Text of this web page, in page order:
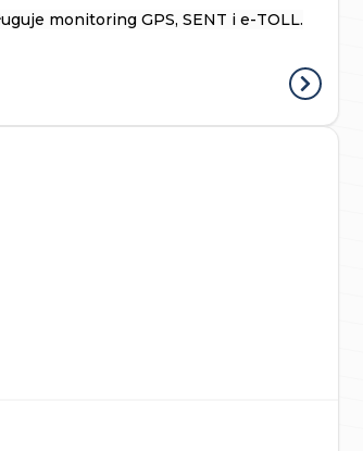
monitoring GPS, SENT i e-TOLL.